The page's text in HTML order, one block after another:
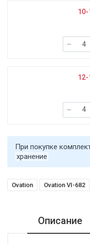
10-
12-
При покупке
хранение
Ovation Ovation VI-682
Описание